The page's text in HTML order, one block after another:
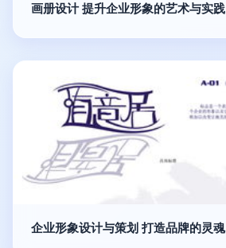
画册设计 提升企业形象的艺术与实践
企业形象设计与策划 打造品牌的灵魂